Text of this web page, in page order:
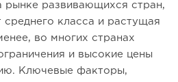
рынке развивающихся стран,
среднего класса и растущая
во многих странах
и высокие цены
Ключевые факторы,